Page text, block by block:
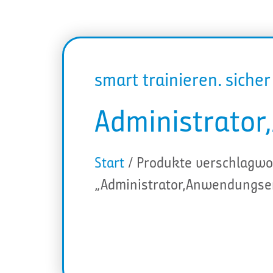
smart trainieren.
Start / Produkte